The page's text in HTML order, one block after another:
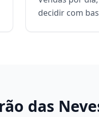
decidir com
das